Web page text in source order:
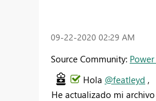
‎09-22-2020 02:29 AM
Source Community: Power
Hola @featleyd ,
He actualizado mi